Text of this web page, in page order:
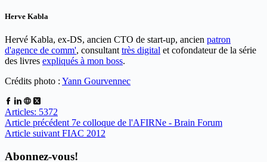
Herve Kabla
Hervé Kabla, ex-DS, ancien CTO de start-up, ancien patron
d'agence de comm', consultant très digital et cofondateur de la série
des livres expliqués à mon boss.
Crédits photo : Yann Gourvennec
Articles: 5372
Article précédent 7e colloque de l'AFIRNe - Brain Forum
Article suivant FIAC 2012
Abonnez-vous!